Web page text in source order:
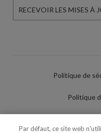
RECEVOIR LES MISES À
Politique de
Politique
Par défaut, ce site web